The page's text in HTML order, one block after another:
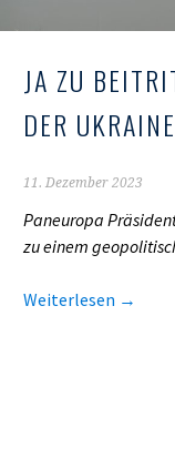
JA ZU
DER UKRAINE
11. Dezember 2023
Paneuropa
zu einem
Weiterlesen →